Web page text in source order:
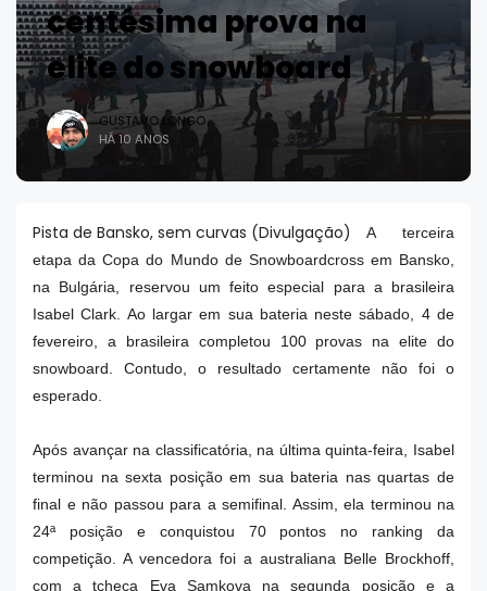
centésima prova na
elite do snowboard
GUSTAVO LONGO
HÁ 10 ANOS
Pista de Bansko, sem curvas (Divulgação)
A terceira
etapa da Copa do Mundo de Snowboardcross em Bansko,
na Bulgária, reservou um feito especial para a brasileira
Isabel Clark. Ao largar em sua bateria neste sábado, 4 de
fevereiro, a brasileira completou 100 provas na elite do
snowboard. Contudo, o resultado certamente não foi o
esperado.
Após avançar na classificatória, na última quinta-feira, Isabel
terminou na sexta posição em sua bateria nas quartas de
final e não passou para a semifinal. Assim, ela terminou na
24ª posição e conquistou 70 pontos no ranking da
competição. A vencedora foi a australiana Belle Brockhoff,
com a tcheca Eva Samkova na segunda posição e a